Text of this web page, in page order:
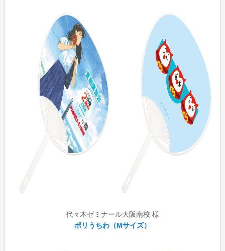
代々木ゼミナール大阪南校 様
ポリうちわ（Mサイズ）